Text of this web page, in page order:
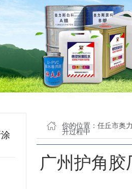
你的位置： 任丘市奥
升过程中
广州护角